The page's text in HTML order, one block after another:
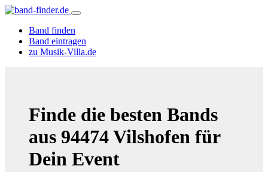
Band finden
Band eintragen
zu Musik-Villa.de
Finde die besten Bands
aus 94474 Vilshofen für
Dein Event